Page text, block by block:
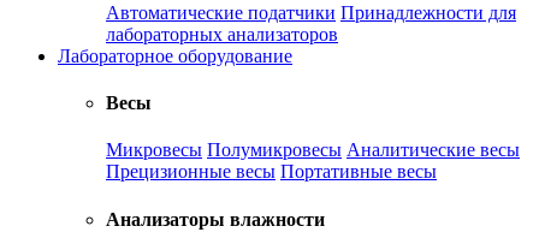
Автоматические податчики Принадлежности для
лабораторных анализаторов
Лабораторное оборудование
Весы
Микровесы Полумикровесы Аналитические весы
Прецизионные весы Портативные весы
Анализаторы влажности